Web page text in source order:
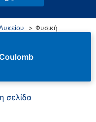
Φυσική
σελίδα